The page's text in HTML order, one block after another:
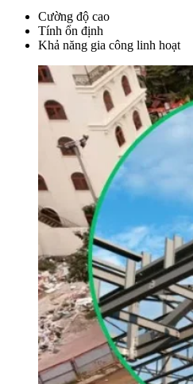
Cường độ cao
Tính ổn định
Khả năng gia công linh hoạt